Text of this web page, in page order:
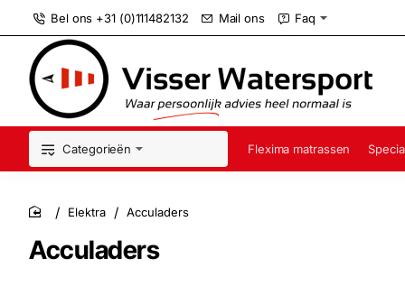
Bel ons +31 (0)111482132 Mail ons Faq
Categorieën Flexima matrassen
Acculaders
home
Elektra Acculaders